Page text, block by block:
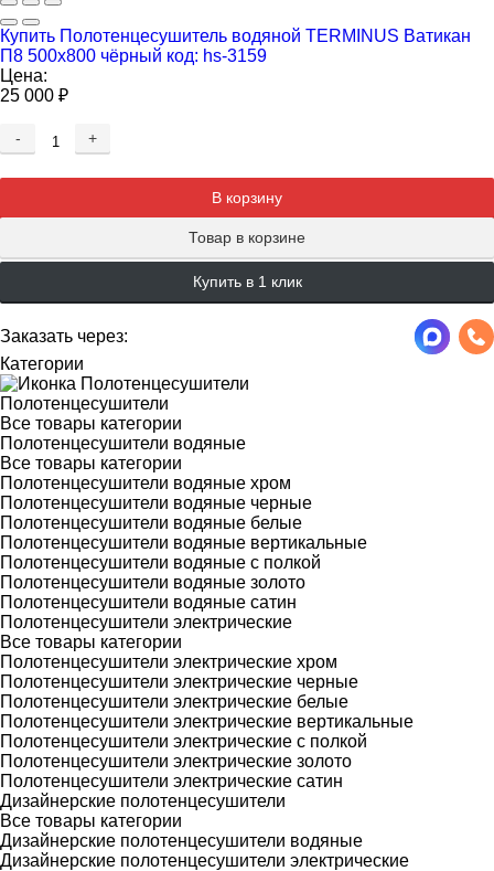
Купить Полотенцесушитель водяной TERMINUS Ватикан
П8 500х800 чёрный код: hs-3159
Цена:
25 000 ₽
-
+
В корзину
Товар в корзине
Купить в 1 клик
Заказать через:
Категории
Полотенцесушители
Все товары категории
Полотенцесушители водяные
Все товары категории
Полотенцесушители водяные хром
Полотенцесушители водяные черные
Полотенцесушители водяные белые
Полотенцесушители водяные вертикальные
Полотенцесушители водяные с полкой
Полотенцесушители водяные золото
Полотенцесушители водяные сатин
Полотенцесушители электрические
Все товары категории
Полотенцесушители электрические хром
Полотенцесушители электрические черные
Полотенцесушители электрические белые
Полотенцесушители электрические вертикальные
Полотенцесушители электрические с полкой
Полотенцесушители электрические золото
Полотенцесушители электрические сатин
Дизайнерские полотенцесушители
Все товары категории
Дизайнерские полотенцесушители водяные
Дизайнерские полотенцесушители электрические